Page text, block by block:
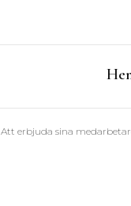
Att erbjuda sina